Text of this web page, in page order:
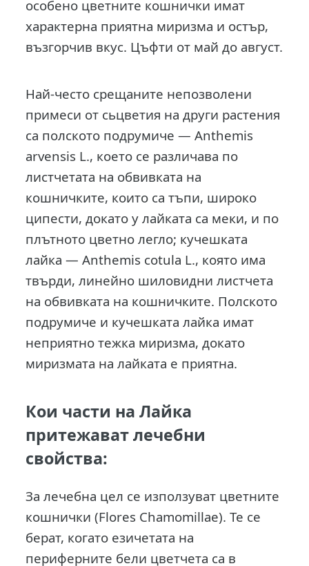
особено цветните кошнички имат
характерна приятна миризма и остър,
възгорчив вкус. Цъфти от май до август.
Най-често срещаните непозволени
примеси от сьцветия на други растения
са полското подрумиче — Anthemis
arvensis L., което се различава по
листчетата на обвивката на
кошничките, които са тъпи, широко
ципести, докато у лайката са меки, и по
плътното цветно легло; кучешката
лайка — Anthemis cotula L., която има
твърди, линейно шиловидни листчета
на обвивката на кошничките. Полското
подрумиче и кучешката лайка имат
неприятно тежка миризма, докато
миризмата на лайката е приятна.
Кои части на Лайка
притежават лечебни
свойства:
За лечебна цел се използуват цветните
кошнички (Flores Chamomillae). Те се
берат, когато езичетата на
периферните бели цветчета са в